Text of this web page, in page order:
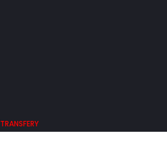
TRANSFERY